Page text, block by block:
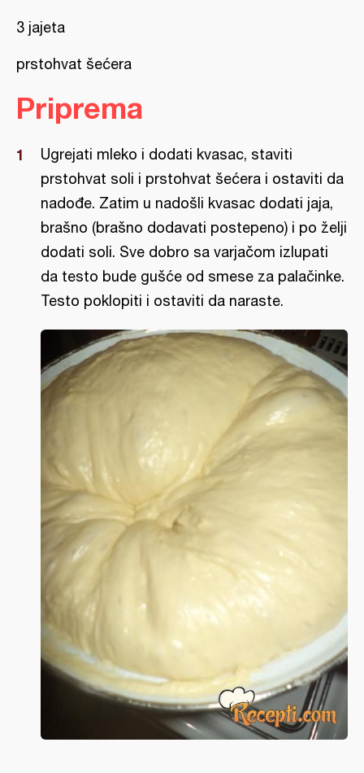
3 jajeta
prstohvat šećera
Priprema
Ugrejati mleko i dodati kvasac, staviti
prstohvat soli i prstohvat šećera i ostaviti da
nadođe. Zatim u nadošli kvasac dodati jaja,
brašno (brašno dodavati postepeno) i po želji
dodati soli. Sve dobro sa varjačom izlupati
da testo bude gušće od smese za palačinke.
Testo poklopiti i ostaviti da naraste.